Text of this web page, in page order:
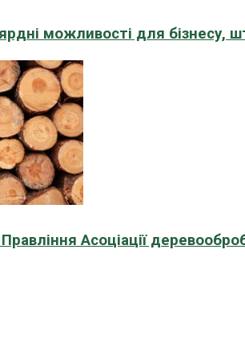
можливості для бізнесу,
Асоціації